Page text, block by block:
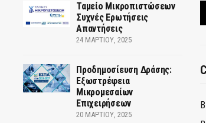
Ταμείο Μικροπιστώσεων
Συχνές Ερωτήσεις
Απαντήσεις
24 ΜΑΡΤΊΟΥ, 2025
Προδημοσίευση Δράσης:
Εξωστρέφεια
Μικρομεσαίων
Επιχειρήσεων
20 ΜΑΡΤΊΟΥ, 2025